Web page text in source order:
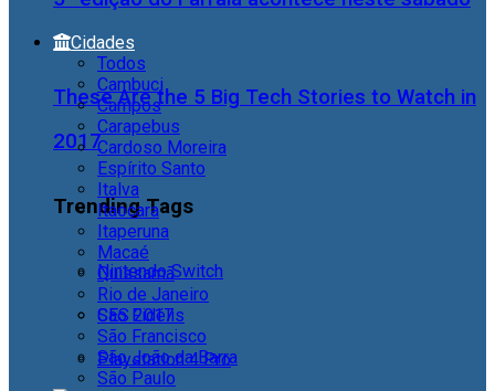
These Are the 5 Big Tech Stories to Watch in
2017
Trending Tags
Nintendo Switch
CES 2017
Playstation 4 Pro
Cidades
Todos
Cambuci
Campos
Carapebus
Cardoso Moreira
Espírito Santo
Italva
Itaocara
Itaperuna
Macaé
Quissamã
Rio de Janeiro
São Fidélis
São Francisco
São João da Barra
São Paulo